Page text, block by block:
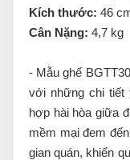
Kích thước: 46
Cân Nặng: 4,7 kg
- Mẫu ghế
với những chi tiết
hợp hài hòa giữa
mềm mại đem
gian quán, khiến